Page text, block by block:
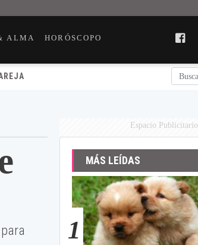
ALMA HORÓSCOPO
Espacio Publicitario
MÁS LEÍDAS
1